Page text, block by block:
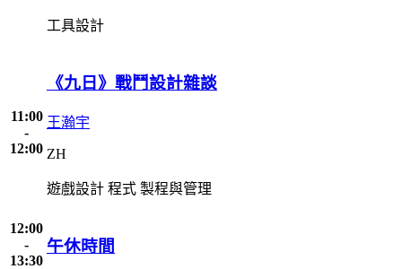
工具設計
11:00
-
12:00
《九日》戰鬥設計雜談
王瀚宇
ZH
遊戲設計 程式 製程與管理
12:00
-
13:30
午休時間